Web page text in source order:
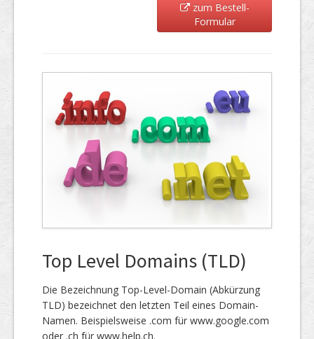
zum Bestell-
Formular
Top Level Domains (TLD)
Die Bezeichnung Top-Level-Domain (Abkürzung
TLD) bezeichnet den letzten Teil eines Domain-
Namen. Beispielsweise .com für www.google.com
oder .ch für www.help.ch.